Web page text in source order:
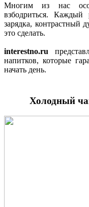
Многим из нас
взбодриться. Каждый
зарядка, контрастный
это сделать.
interestno.ru
напитков, которые
начать день.
Холодный